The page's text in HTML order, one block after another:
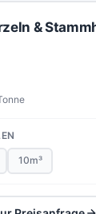
&
10m³